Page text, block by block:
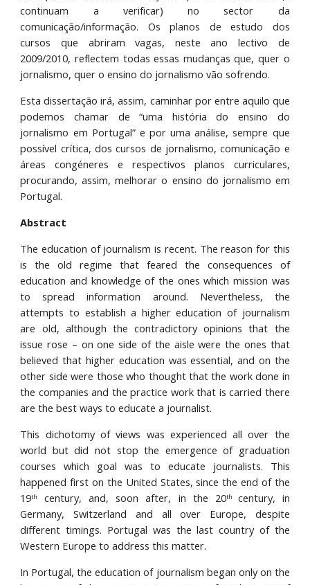
continuam a verificar) no sector da
comunicação/informação. Os planos de estudo dos
cursos que abriram vagas, neste ano lectivo de
2009/2010, reflectem todas essas mudanças que, quer o
jornalismo, quer o ensino do jornalismo vão sofrendo.
Esta dissertação irá, assim, caminhar por entre aquilo que
podemos chamar de “uma história do ensino do
jornalismo em Portugal” e por uma análise, sempre que
possível crítica, dos cursos de jornalismo, comunicação e
áreas congéneres e respectivos planos curriculares,
procurando, assim, melhorar o ensino do jornalismo em
Portugal.
Abstract
The education of journalism is recent. The reason for this
is the old regime that feared the consequences of
education and knowledge of the ones which mission was
to spread information around. Nevertheless, the
attempts to establish a higher education of journalism
are old, although the contradictory opinions that the
issue rose – on one side of the aisle were the ones that
believed that higher education was essential, and on the
other side were those who thought that the work done in
the companies and the practice work that is carried there
are the best ways to educate a journalist.
This dichotomy of views was experienced all over the
world but did not stop the emergence of graduation
courses which goal was to educate journalists. This
happened first on the United States, since the end of the
19th century, and, soon after, in the 20th century, in
Germany, Switzerland and all over Europe, despite
different timings. Portugal was the last country of the
Western Europe to address this matter.
In Portugal, the education of journalism began only on the